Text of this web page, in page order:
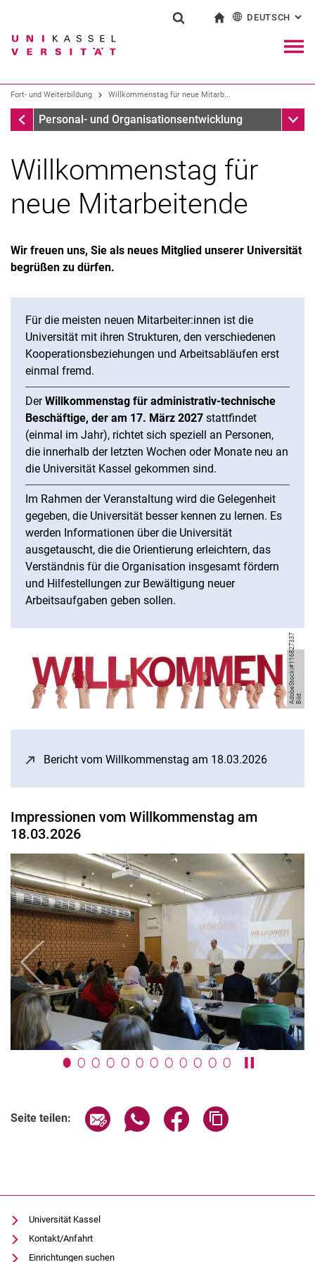
Springe direkt zu: Inhalt
Springe direkt zu: Suche
Springe direkt zu:
Suchbegriff
Suchmaschine
Suchen (öffnet externen Link in einem
DEUTSCH :
Fort- und Weiterbildung Willkommenstag für neue Mitarb...
Fort- und Weiterbildung
Personal- und Organisationsentwicklung
Zentrale Fortbildung der hessischen Landesverwaltung
Willkommenstag für
neue Mitarbeitende
Wir freuen uns, Sie als neues Mitglied unserer Universität
begrüßen zu dürfen.
Für die meisten neuen Mitarbeiter:innen ist die
Universität mit ihren Strukturen, den verschiedenen
Kooperationsbeziehungen und Arbeitsabläufen erst
einmal fremd.
DerWillkommenstag für administrativ-technische
Beschäftige, der am 17. März 2027 stattfindet
(einmal im Jahr), richtet sich speziell an Personen,
die innerhalb der letzten Wochen oder Monate neu an
die Universität Kassel gekommen sind.
Im Rahmen der Veranstaltung wird die Gelegenheit
gegeben, die Universität besser kennen zu lernen. Es
werden Informationen über die Universität
ausgetauscht, die die Orientierung erleichtern, das
Verständnis für die Organisation insgesamt fördern
und Hilfestellungen zur Bewältigung neuer
Arbeitsaufgaben geben sollen.
Bil
d:
A
d
o
b
e
S
t
o
c
k|
#
1
1
6
8
2
7
3
3
7
Bericht vom Willkommenstag am 18.03.2026
Impressionen vom Willkommenstag am
18.03.2026
Karussell
zurück weiter
Seite teilen: Seite über E-Mail teilen
Seite über WhatsApp teilen
Seite über Facebook
Universität Kassel
Kontakt/Anfahrt
Einrichtungen suchen